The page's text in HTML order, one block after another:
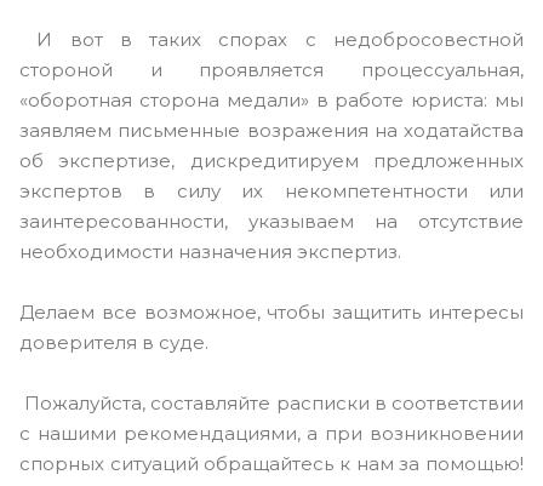
И вот в таких спорах с недобросовестной
стороной и проявляется процессуальная,
«оборотная сторона медали» в работе юриста: мы
заявляем письменные возражения на ходатайства
об экспертизе, дискредитируем предложенных
экспертов в силу их некомпетентности или
заинтересованности, указываем на отсутствие
необходимости назначения экспертиз.
Делаем все возможное, чтобы защитить интересы
доверителя в суде.
Пожалуйста, составляйте расписки в соответствии
с нашими рекомендациями, а при возникновении
спорных ситуаций обращайтесь к нам за помощью!